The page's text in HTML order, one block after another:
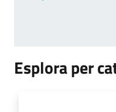
Esplora per